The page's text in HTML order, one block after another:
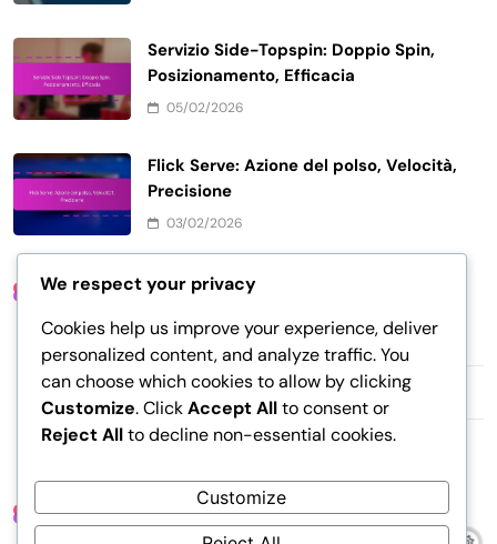
Servizio Side-Topspin: Doppio Spin,
Posizionamento, Efficacia
05/02/2026
Flick Serve: Azione del polso, Velocità,
Precisione
03/02/2026
Link
Mettiti in contatto
Chi siamo
Archivio del blog
Articoli Recenti
We respect your privacy
Cookies help us improve your experience, deliver
personalized content, and analyze traffic. You
can choose which cookies to allow by clicking
Customize. ClickAccept Allto consent or
Reject Allto decline non-essential cookies.
Customize